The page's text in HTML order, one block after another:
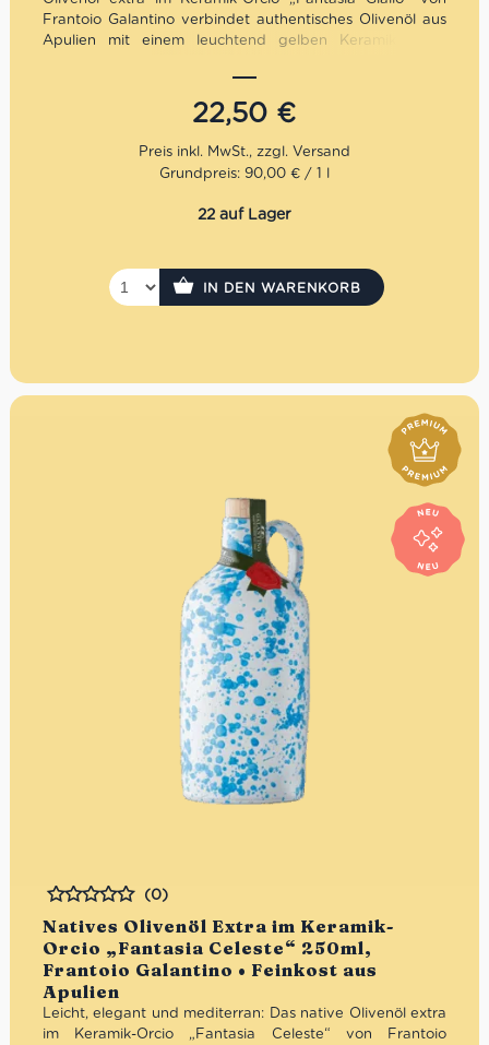
Frantoio Galantino verbindet authentisches Olivenöl aus
Apulien mit einem leuchtend gelben Keramikdesign.
optimal vor Licht geschützt und zugleich ein dekorativer
Blickfang. Ideal für die mediterrane Küche, den täglichen
Genuss oder als fröhliche, stilvolle Geschenkidee.
Mengenrabatt: erhalte beim Kauf von 3 nativen
Olivenölen Extra 12% Rabatt pro Artikel
22,50 €
Grundpreis: 90,00 € / 1 l
22 auf Lager
IN DEN WARENKORB
Natives Olivenöl Extra im Keramik-
Orcio „Fantasia Celeste“ 250ml,
Frantoio Galantino • Feinkost aus
Apulien
Bewertet
(0)
Leicht, elegant und mediterran: Das native Olivenöl extra
im Keramik-Orcio „Fantasia Celeste“ von Frantoio